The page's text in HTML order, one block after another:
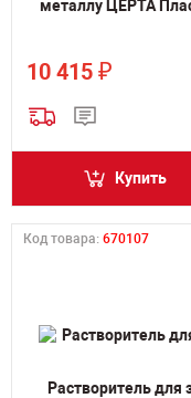
металлу ЦЕРТА
10 415 ₽
Купить
Код товара: 670107
Растворитель для